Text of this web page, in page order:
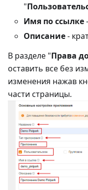
"
Имя по ссылке
Описание-
В разделе "Права
оставить все без
изменения нажав
части страницы.